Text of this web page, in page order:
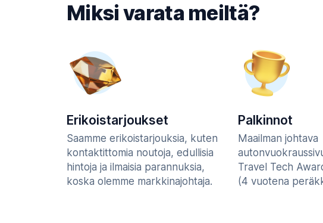
Miksi varata meiltä?
Erikoistarjoukset
Saamme erikoistarjouksia, kuten
kontaktittomia noutoja, edullisia
hintoja ja ilmaisia parannuksia,
koska olemme markkinajohtaja.
Palkinnot
Maailman johtava
Travel Tech
(4 vuotena